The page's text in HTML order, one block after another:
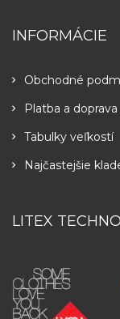
INFORMÁCIE
Obchodné
Platba a doprava
Tabulky veľkostí
Najčastejšie
LITEX